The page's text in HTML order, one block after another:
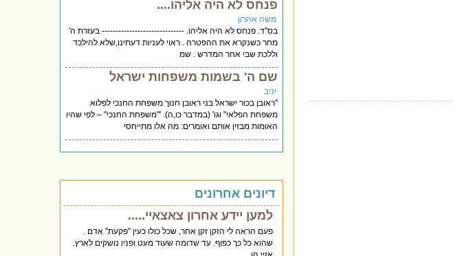
פנחס לא היה אליהו....
משה אהרון
בס"ד. פנחס לא היה אליהו. ------------------------------ בעזרת ה'
מחר כשנקרא את ההפטרה . ראוי לעניות דעתינו,שלא להילכד
וללכת שבי אחר המדרש . שמ
שם ה' בשמות משפחות ישראל
יניב
"ראובן בכור ישראל בני ראובן חנוך משפחת החנכי לפלוא
משפחת הפלאי" וגו' (במדבר כו,ה). '"משפחת החנכי" – לפי שהיו
האומות מבזין אותם ואומרים: מה אלו מתייחסי
דיונים אחרונים
למען יידע אחרון צאצאיי.....
פעם הראה לי הזקן זקן אחר, שכל כולו כעין "פקעת" אדם .
שהוא כל כך כפוף. עד שדומה שעוד מעט ופניו נושקים לארץ.